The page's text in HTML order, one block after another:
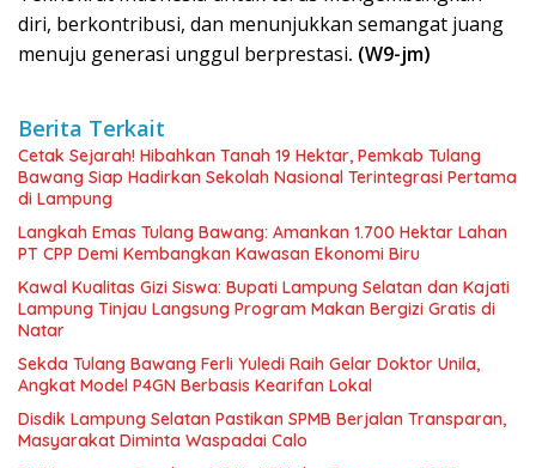
diri, berkontribusi, dan menunjukkan semangat juang
menuju generasi unggul berprestasi. (W9-jm)
Berita Terkait
Cetak Sejarah! Hibahkan Tanah 19 Hektar, Pemkab Tulang
Bawang Siap Hadirkan Sekolah Nasional Terintegrasi Pertama
di Lampung
Langkah Emas Tulang Bawang: Amankan 1.700 Hektar Lahan
PT CPP Demi Kembangkan Kawasan Ekonomi Biru
Kawal Kualitas Gizi Siswa: Bupati Lampung Selatan dan Kajati
Lampung Tinjau Langsung Program Makan Bergizi Gratis di
Natar
Sekda Tulang Bawang Ferli Yuledi Raih Gelar Doktor Unila,
Angkat Model P4GN Berbasis Kearifan Lokal
Disdik Lampung Selatan Pastikan SPMB Berjalan Transparan,
Masyarakat Diminta Waspadai Calo